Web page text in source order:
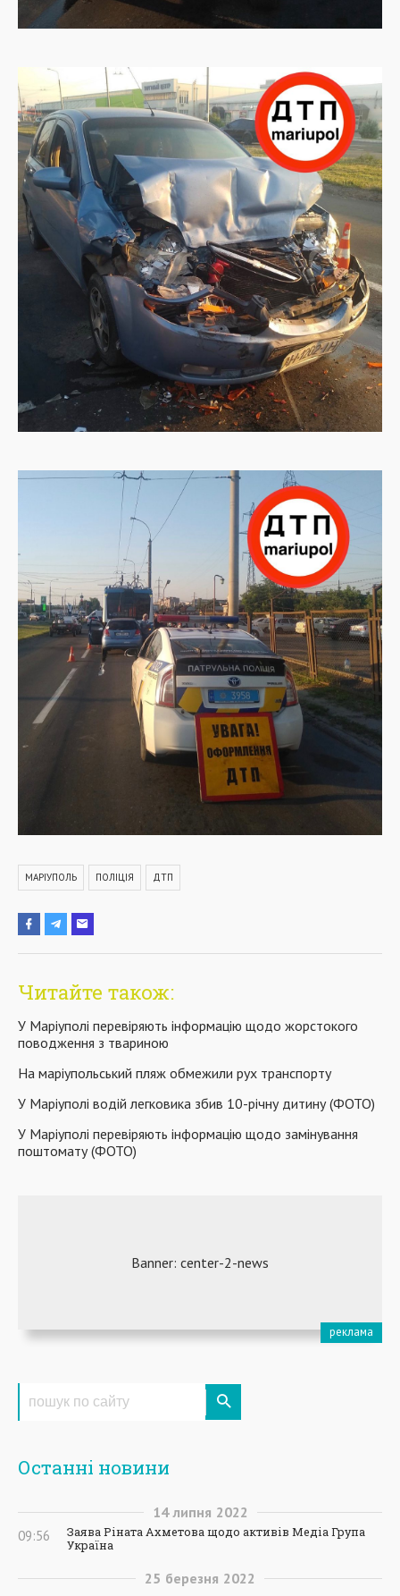
МАРІУПОЛЬ ПОЛІЦІЯ ДТП
Читайте також:
У Маріуполі перевіряють інформацію щодо жорстокого
поводження з твариною
На маріупольський пляж обмежили рух транспорту
У Маріуполі водій легковика збив 10-річну дитину (ФОТО)
У Маріуполі перевіряють інформацію щодо замінування
поштомату (ФОТО)
Останні новини
14 липня 2022
09:56
Заява Ріната Ахметова щодо активів Медіа Група
Україна
25 березня 2022